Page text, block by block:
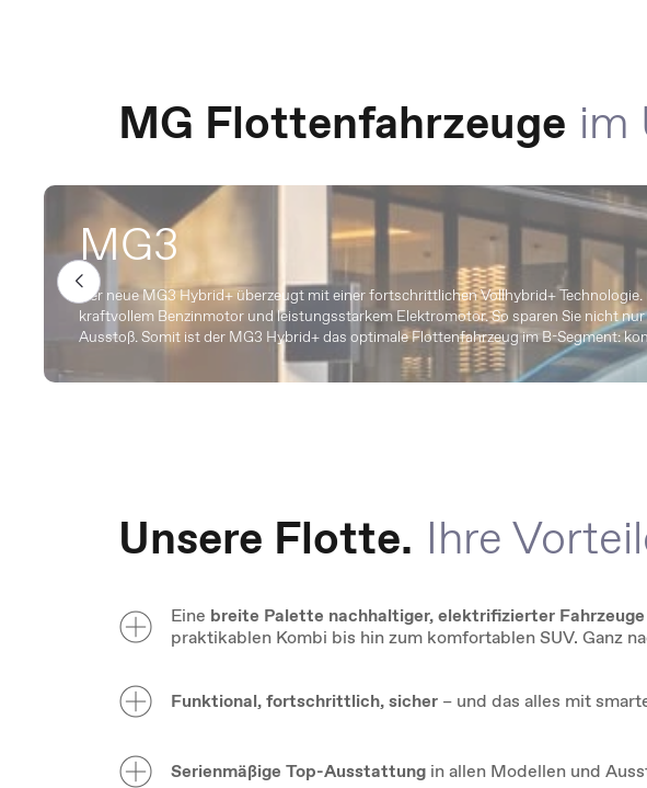
MG Flottenfahrzeuge im
MG3
Der neue MG3 Hybrid+ überzeugt mit einer fortschrittlichen Vollhybrid+
kraftvollem Benzinmotor und leistungsstarkem Elektromotor. So sparen Sie nicht
Ausstoß. Somit ist der MG3 Hybrid+ das optimale Flottenfahrzeug im B-Segment:
Unsere Flotte. Ihre
Eine breite Palette nachhaltiger, elektrifizierter Fahrzeuge
praktikablen Kombi bis hin zum komfortablen SUV. Ganz
Funktional, fortschrittlich, sicher – und das alles mit
Serienmäßige Top-Ausstattung in allen Modellen und